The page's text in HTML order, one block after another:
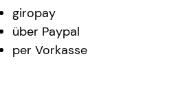
giropay
über Paypal
per Vorkasse